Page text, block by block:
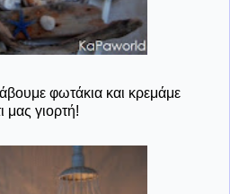
φωτάκια και κρεμάμε
μας γιορτή!